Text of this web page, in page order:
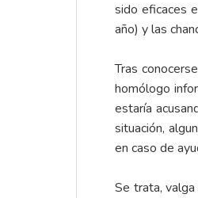
sido eficaces
año) y las
Tras
homólogo
estaría
situación,
en caso de
Se trata,